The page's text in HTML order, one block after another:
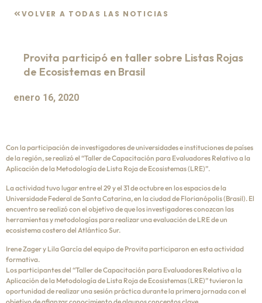
VOLVER A TODAS LAS NOTICIAS
Provita participó en taller sobre Listas Rojas
de Ecosistemas en Brasil
enero 16, 2020
Con la participación de investigadores de universidades e instituciones de países
de la región, se realizó el “Taller de Capacitación para Evaluadores Relativo a la
Aplicación de la Metodología de Lista Roja de Ecosistemas (LRE)”.
La actividad tuvo lugar entre el 29 y el 31 de octubre en los espacios de la
Universidade Federal de Santa Catarina, en la ciudad de Florianópolis (Brasil). El
encuentro se realizó con el objetivo de que los investigadores conozcan las
herramientas y metodologías para realizar una evaluación de LRE de un
ecosistema costero del Atlántico Sur.
Irene Zager y Lila García del equipo de Provita participaron en esta actividad
formativa.
Los participantes del “Taller de Capacitación para Evaluadores Relativo a la
Aplicación de la Metodología de Lista Roja de Ecosistemas (LRE)” tuvieron la
oportunidad de realizar una sesión práctica durante la primera jornada con el